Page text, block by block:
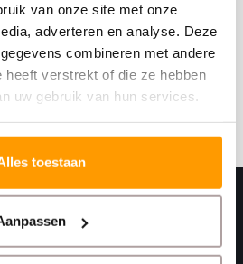
van onze site met onze
adverteren en analyse. Deze
combineren met andere
heeft verstrekt of die ze hebben
uw gebruik van hun services.
toestaan
voor onze nieuwsbrief
aanbiedingen en
Abonneer